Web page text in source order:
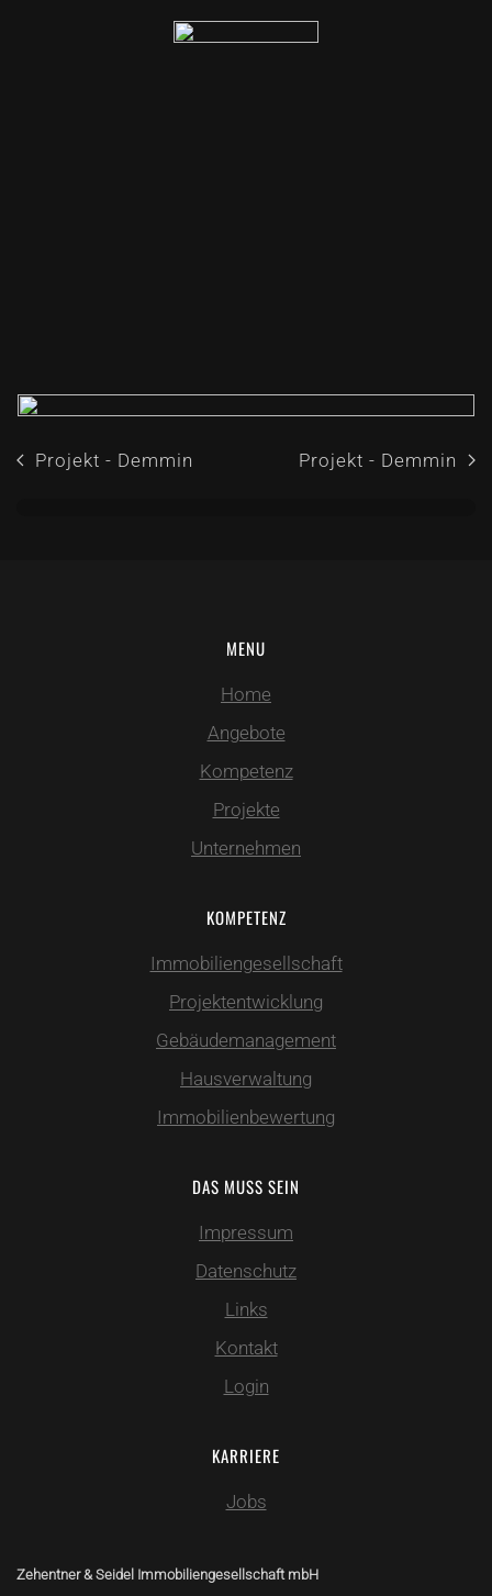
Projekt - Demmin Projekt - Demmin
MENU
Home
Angebote
Kompetenz
Projekte
Unternehmen
KOMPETENZ
Immobiliengesellschaft
Projektentwicklung
Gebäudemanagement
Hausverwaltung
Immobilienbewertung
DAS MUSS SEIN
Impressum
Datenschutz
Links
Kontakt
Login
KARRIERE
Jobs
Zehentner & Seidel Immobiliengesellschaft mbH